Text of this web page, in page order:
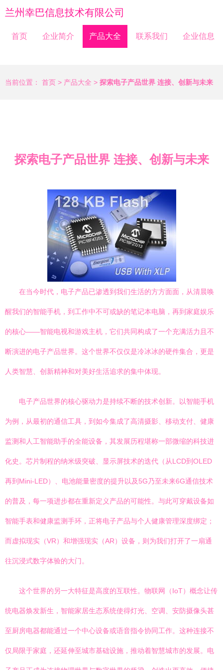
兰州幸巴信息技术有限公司
首页 企业简介 产品大全 联系我们 企业信息
当前位置： 首页 > 产品大全 > 探索电子产品世界 连接、创新与未来
探索电子产品世界 连接、创新与未来
在当今时代，电子产品已渗透到我们生活的方方面面，从清晨唤
醒我们的智能手机，到工作中不可或缺的笔记本电脑，再到家庭娱乐
的核心——智能电视和游戏主机，它们共同构成了一个充满活力且不
断演进的电子产品世界。这个世界不仅仅是冷冰冰的硬件集合，更是
人类智慧、创新精神和对美好生活追求的集中体现。
电子产品世界的核心驱动力是持续不断的技术创新。以智能手机
为例，从最初的通信工具，到如今集成了高清摄影、移动支付、健康
监测和人工智能助手的全能设备，其发展历程堪称一部微缩的科技进
化史。芯片制程的纳米级突破、显示屏技术的迭代（从LCD到OLED
再到Mini-LED）、电池能量密度的提升以及5G乃至未来6G通信技术
的普及，每一项进步都在重新定义产品的可能性。与此可穿戴设备如
智能手表和健康监测手环，正将电子产品与个人健康管理深度绑定；
而虚拟现实（VR）和增强现实（AR）设备，则为我们打开了一扇通
往沉浸式数字体验的大门。
这个世界的另一大特征是高度的互联性。物联网（IoT）概念让传
统电器焕发新生，智能家居生态系统使得灯光、空调、安防摄像头甚
至厨房电器都能通过一个中心设备或语音指令协同工作。这种连接不
仅局限于家庭，还延伸至城市基础设施，推动着智慧城市的发展。电